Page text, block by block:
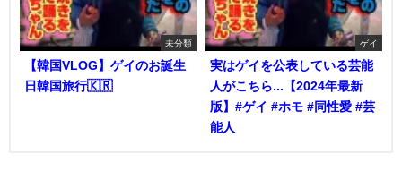
未分類
【韓国VLOG】ゲイのお誕生
日韓国旅行🇰🇷
ゲイ
実はゲイを公表している芸能
人がこちら...【2024年最新
版】#ゲイ #ホモ #同性愛 #芸
能人